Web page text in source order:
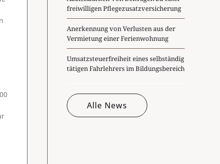
freiwilligen Pflegezusatzversicherung
Anerkennung von Verlusten aus der
Vermietung einer Ferienwohnung
Umsatzsteuerfreiheit eines selbständig
tätigen Fahrlehrers im Bildungsbereich
Alle News